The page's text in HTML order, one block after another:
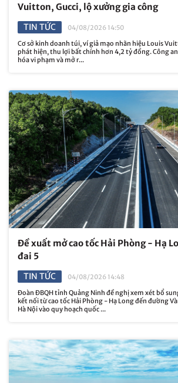
Vuitton, Gucci, lộ xưởng gia công
TIN TỨC
04/08/2026 14:50
Cơ sở kinh doanh túi, ví giả mạo nhãn hiệu Louis
phát hiện, thu lợi bất chính hơn 4,2 tỷ đồng. Công
hóa vi phạm và mở r...
Đề xuất mở cao tốc Hải Phòng - Hạ
đai 5
TIN TỨC
04/08/2026 14:48
Đoàn ĐBQH tỉnh Quảng Ninh đề nghị xem xét bổ
kết nối từ cao tốc Hải Phòng - Hạ Long đến đường
Hà Nội vào quy hoạch quốc ...